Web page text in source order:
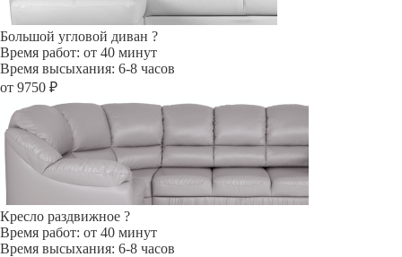
Большой угловой диван ?
Время работ: от 40 минут
Время высыхания: 6-8 часов
от 9750 ₽
Кресло раздвижное ?
Время работ: от 40 минут
Время высыхания: 6-8 часов